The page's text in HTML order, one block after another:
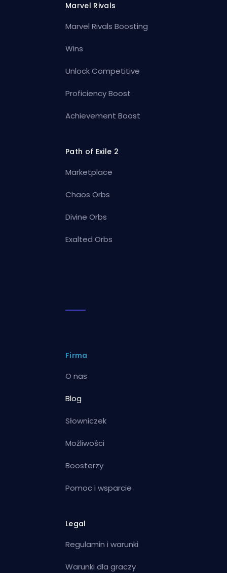
Marvel Rivals
Marvel Rivals Boosting
Wins
Unlock Competitive
Proficiency Boost
Achievement Boost
Path of Exile 2
Marketplace
Chaos Orbs
Divine Orbs
Exalted Orbs
Firma
O nas
Blog
Słowniczek
Możliwości
Boosterzy
Pomoc i wsparcie
Legal
Regulamin i warunki
Warunki dla graczy